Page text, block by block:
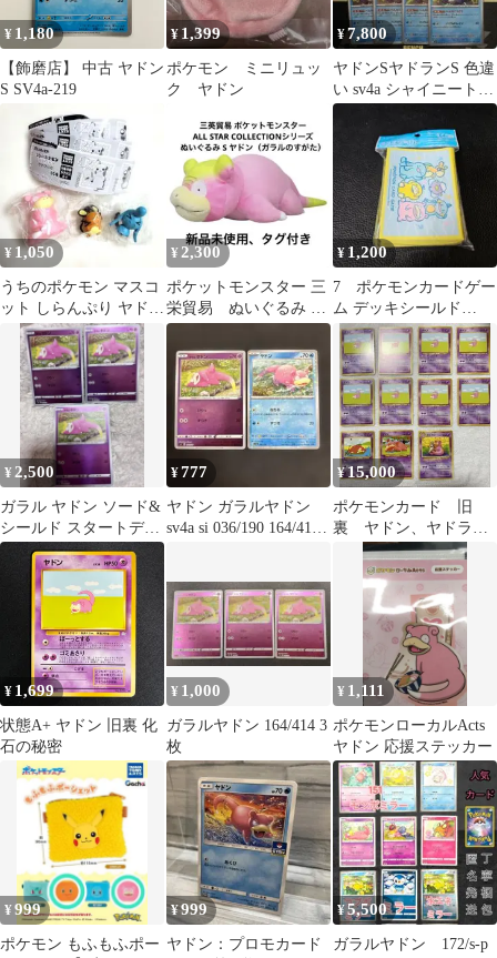
¥ 1,180
【飾磨店】 中古 ヤドン
S SV4a-219
¥ 1,399
ポケモン ミニリュッ
ク ヤドン
¥7,800
ヤドンSヤドランS 色違
い sv4a シャイニートレ
ジャーex 進化ライン8
¥ 1,050
うちのポケモン マスコ
ット しらんぷり ヤドン
デデンネ ソーナノ 3個
セット
¥ 2,300
ポケットモンスター 三
栄貿易 ぬいぐるみ S
ヤドン ガラルのすが
た
¥ 1,200
7 ポケモンカードゲー
ム デッキシールド
DOWASURE 新品
¥ 2,500
ガラル ヤドン ソード&
シールド スタートデッ
キ100 ミラー 164/414
¥777
ヤドン ガラルヤドン
sv4a si 036/190 164/414
¥15,000
ポケモンカード 旧
裏 ヤドン、ヤドラ
ン まとめ売り
¥ 1,699
状態A+ ヤドン 旧裏 化
石の秘密
¥ 1,000
ガラルヤドン 164/414 3
枚
¥ 1,111
ポケモンローカルActs
ヤドン 応援ステッカー
¥999
ポケモン もふもふポー
¥999
ヤドン：プロモカード
¥5,500
ガラルヤドン 172/s-p